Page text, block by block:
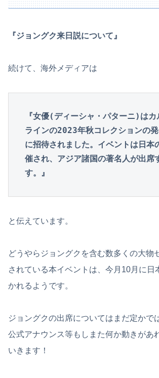
『ジョングク来日説について』
続けて、海外メディアは
『女優(ディーシャ・パターニ)はカ
ラインの2023年秋コレクションの
に招待されました。イベントは日本
催され、アジア諸国の著名人が出席
す。』
と伝えています。
どうやらジョングクを含む数多くの大物
されている本イベントは、今月10月に日
かれるようです。
ジョングクの出席についてはまだ定かで
公式アナウンス等もしまた何か動きがあ
いきます！